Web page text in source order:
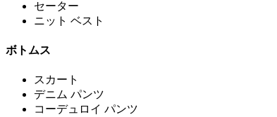
セーター
ニット ベスト
ボトムス
スカート
デニム パンツ
コーデュロイ パンツ